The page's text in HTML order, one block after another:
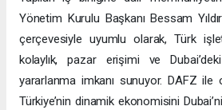
Yönetim Kurulu Başkanı Bessam
çerçevesiyle uyumlu olarak, Türk
kolaylık, pazar erişimi ve
yararlanma imkanı sunuyor. DAFZ ile
Türkiye’nin dinamik ekonomisini